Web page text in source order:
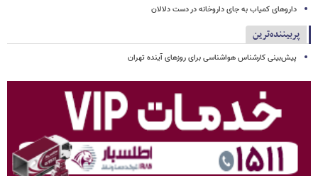
داروهای کمیاب به جای داروخانه در دست دلالان
پربیننده‌ترین
پیش‌بینی کارشناس هواشناسی برای روزهای آینده تهران